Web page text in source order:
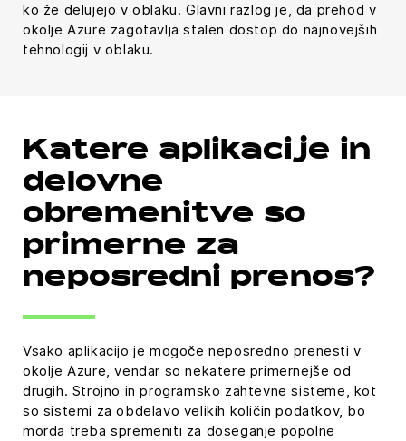
ko že delujejo v oblaku. Glavni razlog je, da prehod v
okolje Azure zagotavlja stalen dostop do najnovejših
tehnologij v oblaku.
Katere aplikacije in
delovne
obremenitve so
primerne za
neposredni prenos?
Vsako aplikacijo je mogoče neposredno prenesti v
okolje Azure, vendar so nekatere primernejše od
drugih. Strojno in programsko zahtevne sisteme, kot
so sistemi za obdelavo velikih količin podatkov, bo
morda treba spremeniti za doseganje popolne